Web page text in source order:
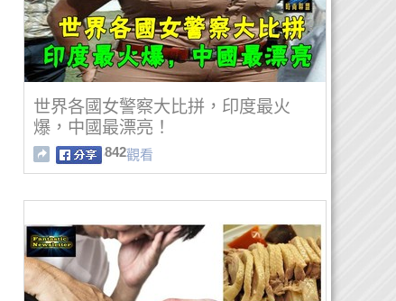
世界各國女警察大比拼，印度最火
爆，中國最漂亮！
842觀看